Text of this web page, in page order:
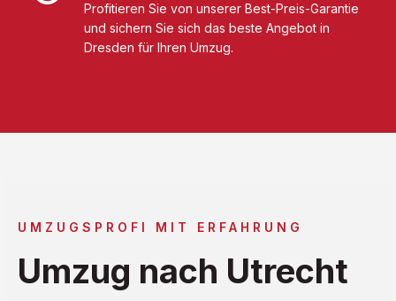
Profitieren Sie von unserer Best-Preis-Garantie
und sichern Sie sich das beste Angebot in
Dresden für Ihren Umzug.
UMZUGSPROFI MIT ERFAHRUNG
Umzug nach Utrecht